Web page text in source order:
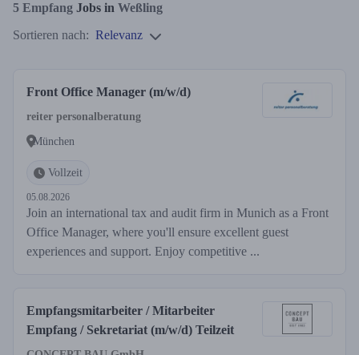
5 Empfang Jobs in Weßling
Sortieren nach: Relevanz
Front Office Manager (m/w/d)
reiter personalberatung
München
Vollzeit
05.08.2026
Join an international tax and audit firm in Munich as a Front
Office Manager, where you'll ensure excellent guest
experiences and support. Enjoy competitive ...
Empfangsmitarbeiter / Mitarbeiter
Empfang / Sekretariat (m/w/d) Teilzeit